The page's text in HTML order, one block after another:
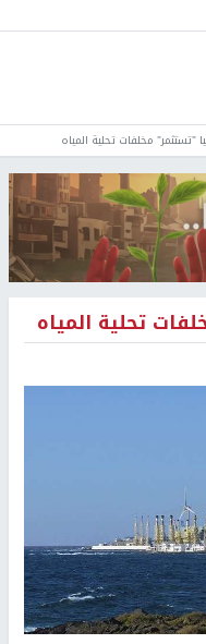
"تستثمر" مخلفات تحلية المياه
تحلية المياه